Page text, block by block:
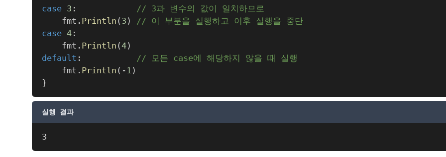
case 3 :
// 3과 변수의 값이 일치하므로
	fmt
. Println ( 3 )
// 이 부분을 실행하고 이후 실행을 중단
case 4 :
	fmt
. Println (4)
default :
// 모든 case에 해당하지 않을 때 실행
	fmt
. Println ( - 1 )
}
실행 결과